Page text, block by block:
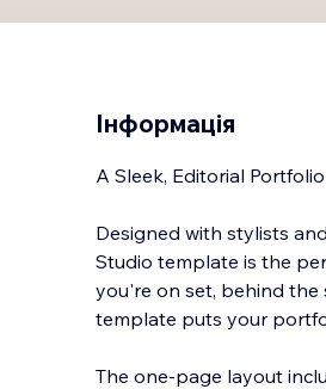
Інформація
A Sleek, Editorial
Designed with stylists
Studio template is the
you're on set, behind the
template puts your
The one-page layout